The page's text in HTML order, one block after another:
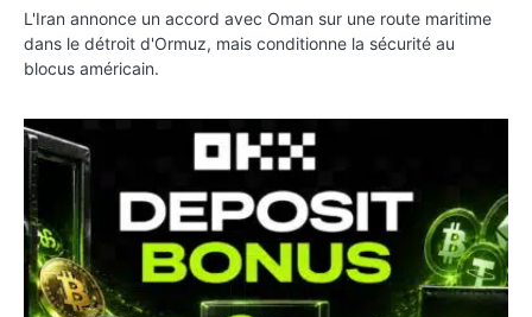
L'Iran annonce un accord avec Oman sur une route maritime
dans le détroit d'Ormuz, mais conditionne la sécurité au
blocus américain.
OKX relance une campagne Deposit Bonus : jusqu’à 5